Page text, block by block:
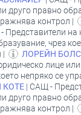
друго правно
контрол |
Представители на
чрез
|
ЛОРЕЙН
лице
непряко се
| САЩ -
друго правно
контрол |